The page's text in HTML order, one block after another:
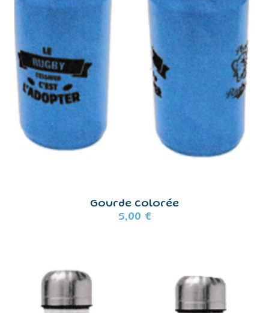
Gourde colorée
5,00 €